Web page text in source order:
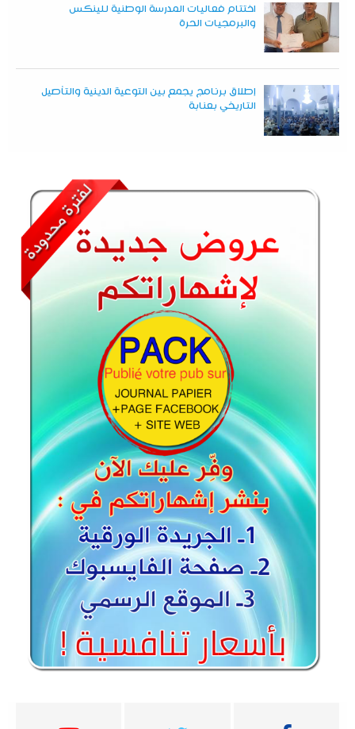
اختتام فعاليات المدرسة الوطنية للينكس
والبرمجيات الحرة
إطلاق برنامج يجمع بين التوعية الدينية والتأصيل
التاريخي بعنابة